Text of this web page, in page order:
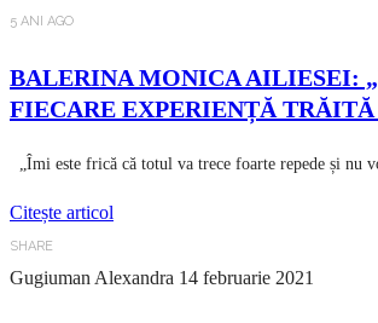
5 ANI AGO
BALERINA MONICA AILIESEI:
FIECARE EXPERIENȚĂ TRĂITĂ
„Îmi este frică că totul va trece foarte repede și nu
Citește articol
SHARE
Gugiuman Alexandra 14 februarie 2021